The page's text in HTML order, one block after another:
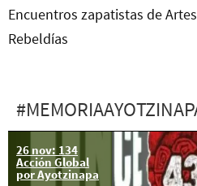
Encuentros zapatistas de
Rebeldías
26 nov: 134
Acción Global
por Ayotzinapa